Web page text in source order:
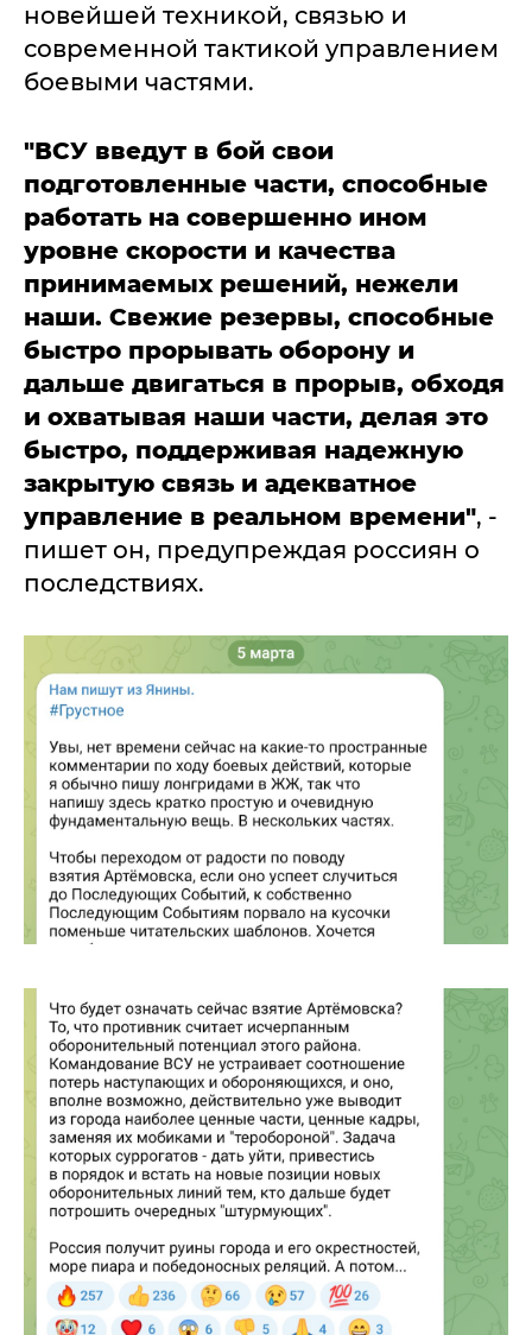
новейшей техникой, связью и
современной тактикой управлением
боевыми частями.
"ВСУ введут в бой свои
подготовленные части, способные
работать на совершенно ином
уровне скорости и качества
принимаемых решений, нежели
наши. Свежие резервы, способные
быстро прорывать оборону и
дальше двигаться в прорыв, обходя
и охватывая наши части, делая это
быстро, поддерживая надежную
закрытую связь и адекватное
управление в реальном времени", -
пишет он, предупреждая россиян о
последствиях.